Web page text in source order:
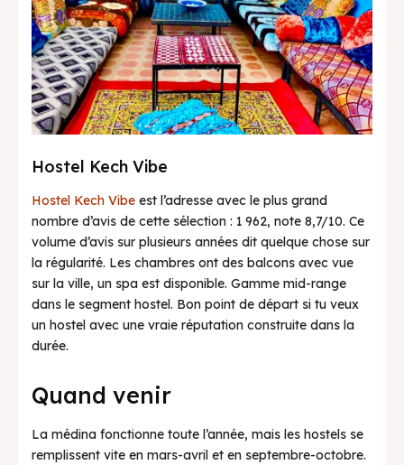
Hostel Kech Vibe
Hostel Kech Vibe est l’adresse avec le plus grand
nombre d’avis de cette sélection : 1 962, note 8,7/10. Ce
volume d’avis sur plusieurs années dit quelque chose sur
la régularité. Les chambres ont des balcons avec vue
sur la ville, un spa est disponible. Gamme mid-range
dans le segment hostel. Bon point de départ si tu veux
un hostel avec une vraie réputation construite dans la
durée.
Quand venir
La médina fonctionne toute l’année, mais les hostels se
remplissent vite en mars-avril et en septembre-octobre.